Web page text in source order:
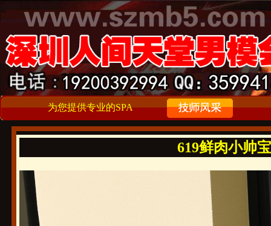
为您提供专业的SPA
619鲜肉小帅